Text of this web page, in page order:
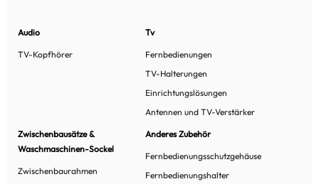
Audio
TV-Kopfhörer
Tv
Fernbedienungen
TV-Halterungen
Einrichtungslösungen
Antennen und TV-Verstärker
Zwischenbausätze &
Waschmaschinen-Sockel
Zwischenbaurahmen
Anderes Zubehör
Fernbedienungsschutzgehäuse
Fernbedienungshalter